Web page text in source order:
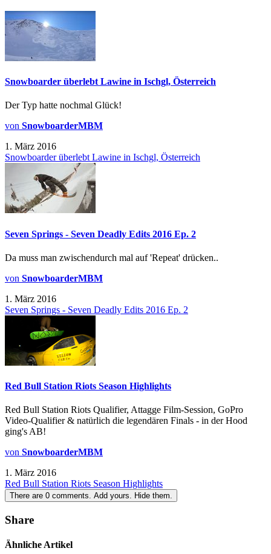
Snowboarder überlebt Lawine in Ischgl, Österreich
Der Typ hatte nochmal Glück!
von SnowboarderMBM
1. März 2016
Snowboarder überlebt Lawine in Ischgl, Österreich
Seven Springs - Seven Deadly Edits 2016 Ep. 2
Da muss man zwischendurch mal auf 'Repeat' drücken..
von SnowboarderMBM
1. März 2016
Seven Springs - Seven Deadly Edits 2016 Ep. 2
Red Bull Station Riots Season Highlights
Red Bull Station Riots Qualifier, Attagge Film-Session, GoPro
Video-Qualifier & natürlich die legendären Finals - in der Hood
ging's AB!
von SnowboarderMBM
1. März 2016
Red Bull Station Riots Season Highlights
There are 0 comments. Add yours. Hide them.
Share
Ähnliche Artikel